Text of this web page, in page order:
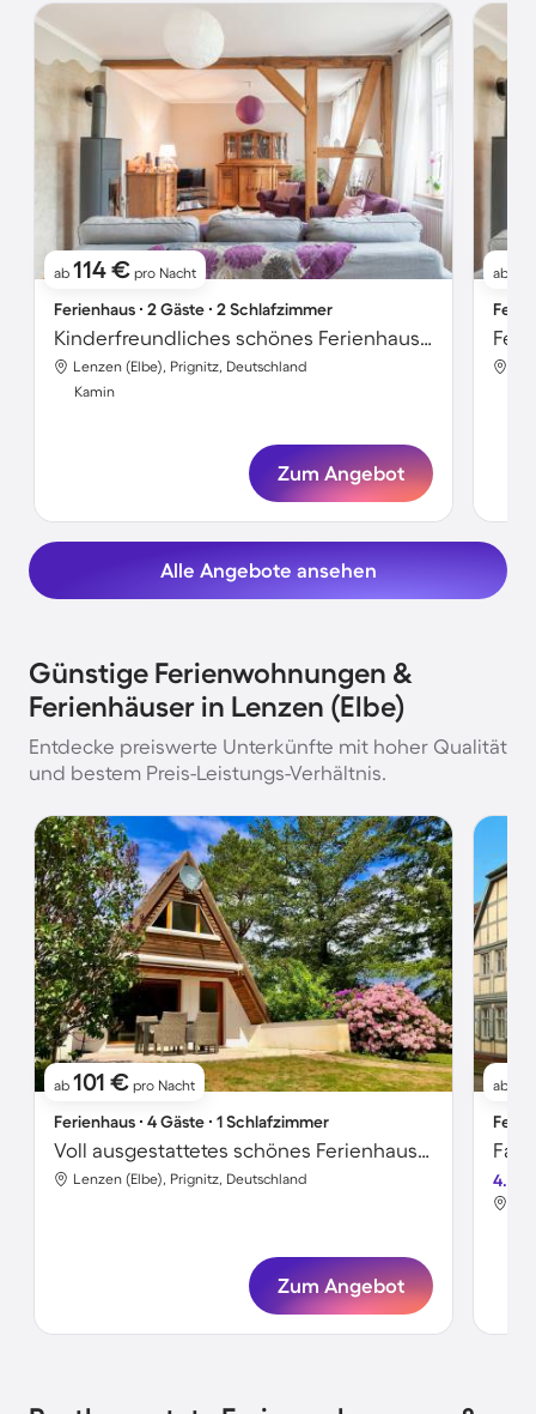
ab 114 € pro Nacht
Ferienhaus ∙ 2 Gäste ∙ 2 Schlafzimmer
Kinderfreundliches schönes Ferienhaus mit Garten, Grill und Terrasse | Meerblick | Haustiere erlaubt
Lenzen (Elbe), Prignitz, Deutschland
Kamin
Zum Angebot
ab
Alle Angebote ansehen
Günstige Ferienwohnungen &
Ferienhäuser in Lenzen (Elbe)
Entdecke preiswerte Unterkünfte mit hoher Qualität
und bestem Preis-Leistungs-Verhältnis.
ab 101 € pro Nacht
Ferienhaus ∙ 4 Gäste ∙ 1 Schlafzimmer
Voll ausgestattetes schönes Ferienhaus mit Garten und Grill | Meerblick
Lenzen (Elbe), Prignitz, Deutschland
Zum Angebot
ab
4.8